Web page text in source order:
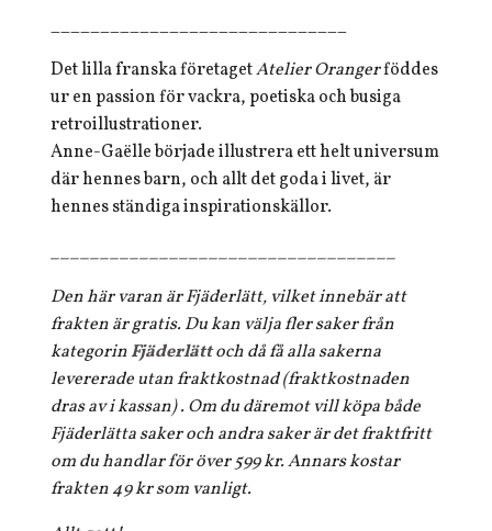
Det lilla franska företagetAtelier Orangerföddes
ur en passion för vackra, poetiska och busiga
retroillustrationer.
Anne-Gaëlle började illustrera ett helt universum
där hennes barn, och allt det goda i livet, är
hennes ständiga inspirationskällor.
___________________________________
Den här varan är Fjäderlätt, vilket innebär att
frakten är gratis. Du kan välja fler saker från
kategorinFjäderlättoch då få alla sakerna
levererade utan fraktkostnad (fraktkostnaden
dras av i kassan) . Om du däremot vill köpa både
Fjäderlätta saker och andra saker är det fraktfritt
om du handlar för över 599 kr. Annars kostar
frakten 49 kr som vanligt.